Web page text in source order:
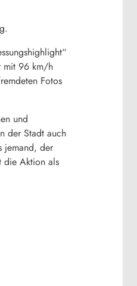
mit 96 km/h
Fotos
und
der Stadt auch
jemand, der
die Aktion als